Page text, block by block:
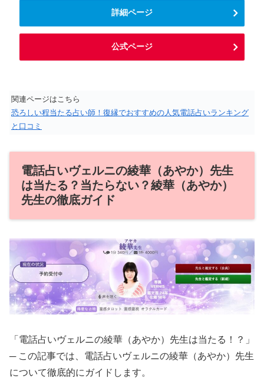
詳細ページ
公式ページ
関連ページはこちら
恐ろしい程当たる占い師！復縁でおすすめの人気電話占いランキング
と口コミ
電話占いヴェルニの綾華（あやか）先生
は当たる？当たらない？綾華（あやか）
先生の徹底ガイド
「電話占いヴェルニの綾華（あやか）先生は当たる！？」
─ この記事では、電話占いヴェルニの綾華（あやか）先生
について徹底的にガイドします。